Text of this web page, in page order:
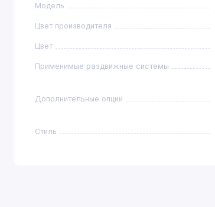
Модель
Цвет производителя
Цвет
Применимые раздвижные системы
Дополнительные опции
Стиль